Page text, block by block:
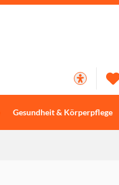
Gesundheit & Körperpflege